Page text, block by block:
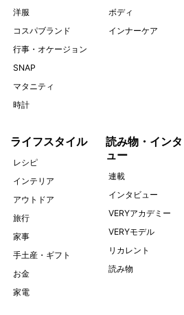
洋服
コスパブランド
行事・オケージョン
SNAP
マタニティ
時計
ボディ
インナーケア
ライフスタイル
レシピ
インテリア
アウトドア
旅行
家事
手土産・ギフト
お金
家電
読み物・イン
ュー
連載
インタビュー
VERYアカデミー
VERYモデル
リカレント
読み物